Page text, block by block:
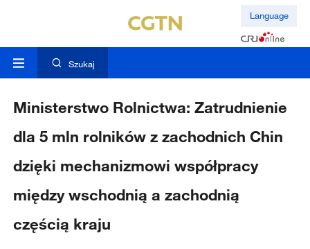
Language
Szukaj
Ministerstwo Rolnictwa: Zatrudnienie
dla 5 mln rolników z zachodnich Chin
dzięki mechanizmowi współpracy
między wschodnią a zachodnią
częścią kraju